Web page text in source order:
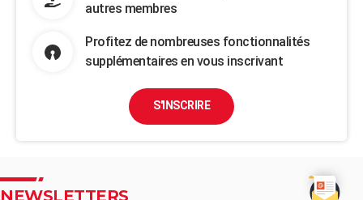
autres membres
Profitez de nombreuses fonctionnalités
supplémentaires en vous inscrivant
S'INSCRIRE
NEWSLETTERS